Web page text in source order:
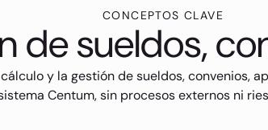
CONCEPTOS CLAVE
de sueldos,
y la gestión de sueldos, convenios,
Centum, sin procesos externos ni